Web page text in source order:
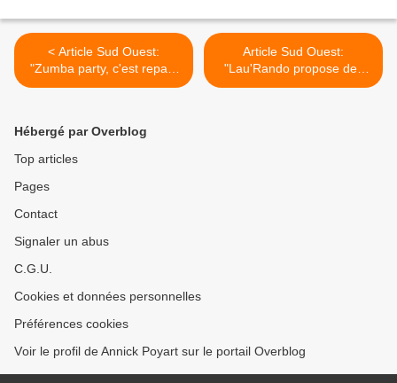
< Article Sud Ouest:
"Zumba party, c'est reparti
!"
Article Sud Ouest:
"Lau'Rando propose des
balades pour septembre" >
Hébergé par Overblog
Top articles
Pages
Contact
Signaler un abus
C.G.U.
Cookies et données personnelles
Préférences cookies
Voir le profil de Annick Poyart sur le portail Overblog